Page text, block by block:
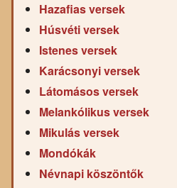
Hazafias versek
Húsvéti versek
Istenes versek
Karácsonyi versek
Látomásos versek
Melankólikus versek
Mikulás versek
Mondókák
Névnapi köszöntők